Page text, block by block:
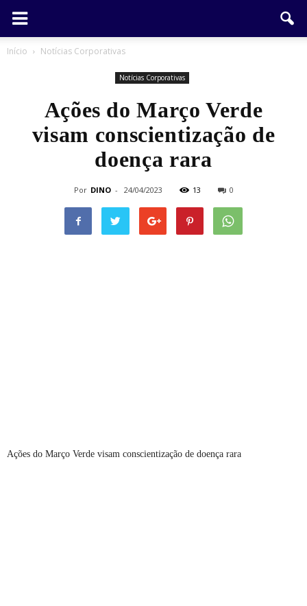
Início Notícias Corporativas
Notícias Corporativas
Ações do Março Verde
visam conscientização de
doença rara
Por DINO - 24/04/2023 13 0
Ações do Março Verde visam conscientização de doença rara